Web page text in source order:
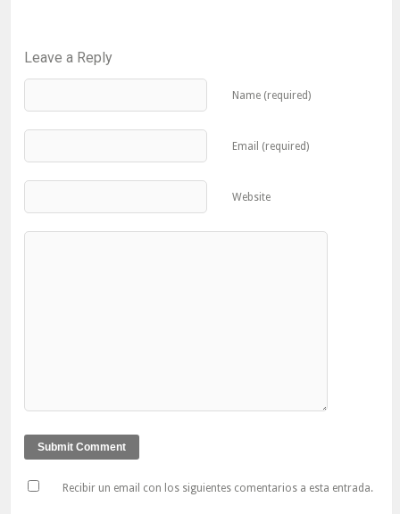
Leave a Reply
Name (required)
Email (required)
Website
Recibir un email con los siguientes comentarios a esta entrada.